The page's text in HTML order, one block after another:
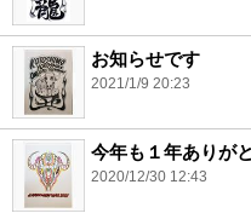
お知らせです
2021/1/9 20:23
今年も１年ありが
2020/12/30 12:43